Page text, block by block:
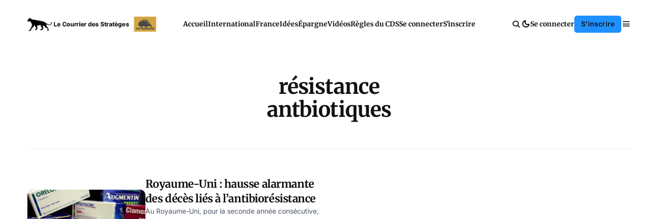
AccueilInternationalFranceIdéesÉpargneVidéosRègles du CDSSe connecterS'inscrire Se connecter S'inscrire
résistance
antbiotiques
Royaume-Uni : hausse alarmante
des décès liés à l’antibiorésistance
Au Royaume-Uni, pour la seconde année consécutive,